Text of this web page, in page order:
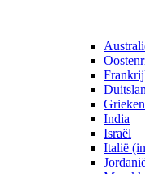
India
Israël
Italië